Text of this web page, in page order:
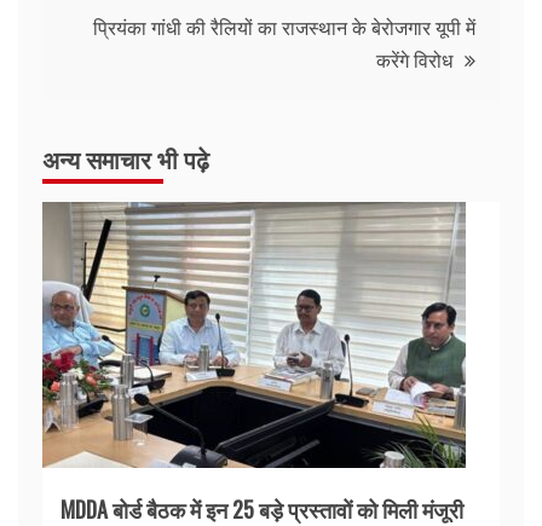
प्रियंका गांधी की रैलियों का राजस्थान के बेरोजगार यूपी में
करेंगे विरोध
अन्य समाचार भी पढ़े
MDDA बोर्ड बैठक में इन 25 बड़े प्रस्तावों को मिली मंजूरी